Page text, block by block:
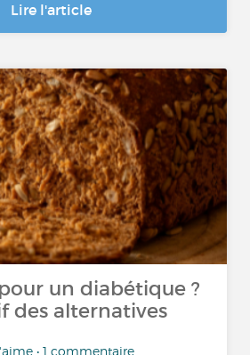
Lire l'article
un diabétique ?
des alternatives
• 1 commentaire